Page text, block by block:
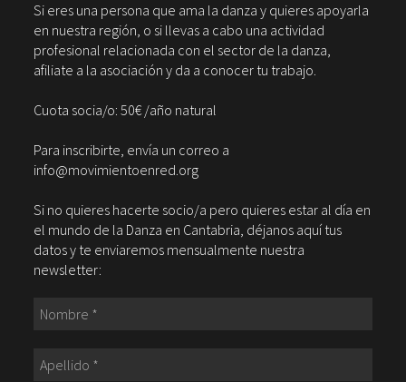
Si eres una persona que ama la danza y quieres apoyarla
en nuestra región, o si llevas a cabo una actividad
profesional relacionada con el sector de la danza,
afiliate a la asociación y da a conocer tu trabajo.
Cuota socia/o: 50€ /año natural
Para inscribirte, envía un correo a
info@movimientoenred.org
Si no quieres hacerte socio/a pero quieres estar al día en
el mundo de la Danza en Cantabria, déjanos aquí tus
datos y te enviaremos mensualmente nuestra
newsletter: